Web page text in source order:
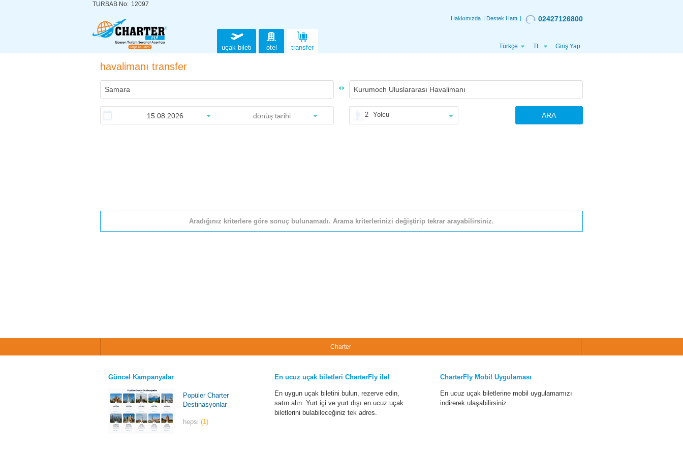
TURSAB No: 12097
Hakkımızda Destek Hattı 02427126800
uçak bileti otel transfer Türkçe TL Giriş Yap
havalimanı transfer
2 Yolcu ARA
Aradığınız kriterlere göre sonuç bulunamadı. Arama kriterlerinizi değiştirip tekrar arayabilirsiniz.
Charter
Güncel Kampanyalar
Popüler Charter
Destinasyonlar
hepsi(1)
En ucuz uçak biletleri CharterFly ile!
En uygun uçak biletini bulun, rezerve edin,
satın alın. Yurt içi ve yurt dışı en ucuz uçak
biletlerini bulabileceğiniz tek adres.
CharterFly Mobil Uygulaması
En ucuz uçak biletlerine mobil uygulamamızı
indirerek ulaşabilirsiniz.